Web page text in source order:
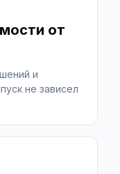
от
и
не зависел